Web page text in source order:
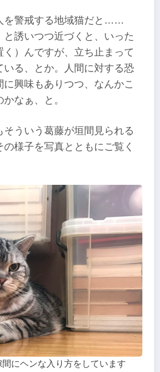
を警戒する地域猫だと……
と誘いつつ近づくと、いった
く）んですが、立ち止まって
いる、とか。人間に対する恐
興味もありつつ、なんかこ
なぁ、と。
そういう葛藤が垣間見られる
様子を写真とともにご覧く
にヘンな入り方をしています